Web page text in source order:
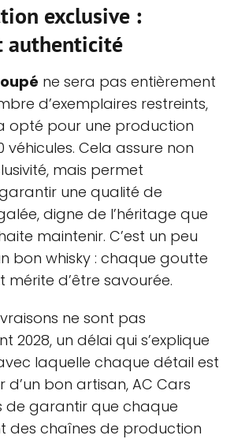
exclusive :
authenticité
ne sera pas entièrement
d’exemplaires restreints,
opté pour une production
véhicules. Cela assure non
mais permet
une qualité de
digne de l’héritage que
maintenir. C’est un peu
bon whisky : chaque goutte
mérite d’être savourée.
ne sont pas
2028, un délai qui s’explique
laquelle chaque détail est
d’un bon artisan, AC Cars
de garantir que chaque
des chaînes de production